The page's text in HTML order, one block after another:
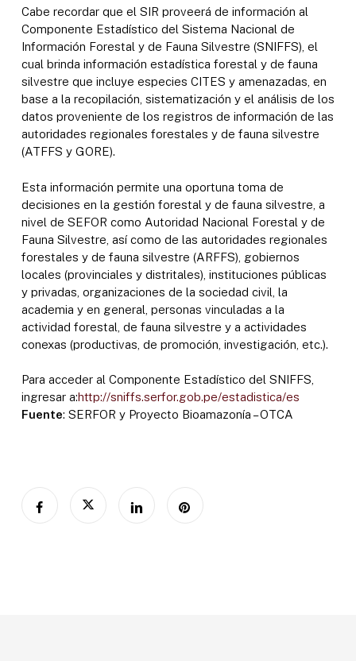
Cabe recordar que el SIR proveerá de información al
Componente Estadístico del Sistema Nacional de
Información Forestal y de Fauna Silvestre (SNIFFS), el
cual brinda información estadística forestal y de fauna
silvestre que incluye especies CITES y amenazadas, en
base a la recopilación, sistematización y el análisis de los
datos proveniente de los registros de información de las
autoridades regionales forestales y de fauna silvestre
(ATFFS y GORE).
Esta información permite una oportuna toma de
decisiones en la gestión forestal y de fauna silvestre, a
nivel de SEFOR como Autoridad Nacional Forestal y de
Fauna Silvestre, así como de las autoridades regionales
forestales y de fauna silvestre (ARFFS), gobiernos
locales (provinciales y distritales), instituciones públicas
y privadas, organizaciones de la sociedad civil, la
academia y en general, personas vinculadas a la
actividad forestal, de fauna silvestre y a actividades
conexas (productivas, de promoción, investigación, etc.).
Para acceder al Componente Estadístico del SNIFFS,
ingresar a:http://sniffs.serfor.gob.pe/estadistica/es
Fuente: SERFOR y Proyecto Bioamazonía – OTCA